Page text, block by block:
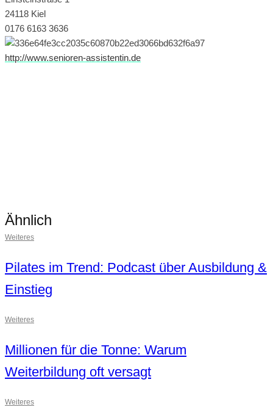
24118 Kiel
0176 6163 3636
http://www.senioren-assistentin.de
Ähnlich
Weiteres
Pilates im Trend: Podcast über Ausbildung &
Einstieg
Weiteres
Millionen für die Tonne: Warum
Weiterbildung oft versagt
Weiteres